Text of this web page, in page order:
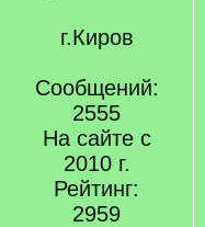
г.Киров
Сообщений:
2555
На сайте с
2010 г.
Рейтинг:
2959